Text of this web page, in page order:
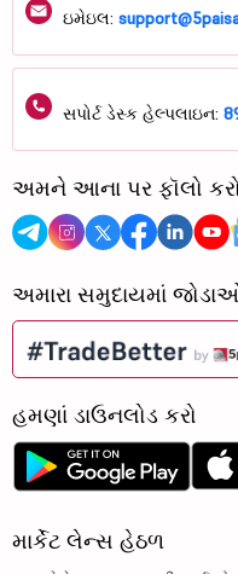
ઇમેઇલ:
સપોર્ટ ડેસ્ક હેલ્પલાઇન:
અમને આના પર ફૉલો
અમારા સમુદાયમાં
હમણાં ડાઉનલોડ કરો
માર્કેટ લેન્સ હેઠળ